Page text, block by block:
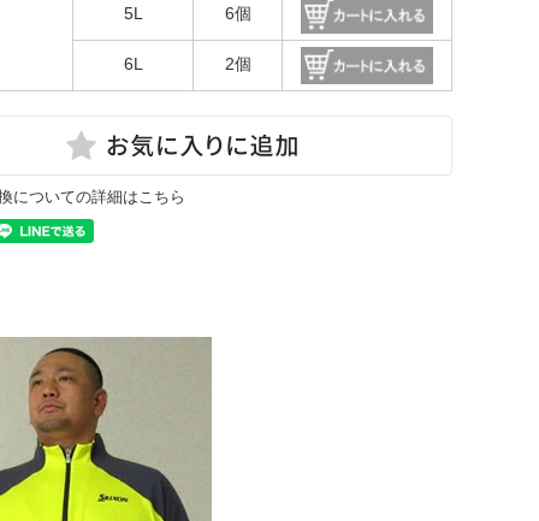
5L 6個
6L 2個
についての詳細はこちら